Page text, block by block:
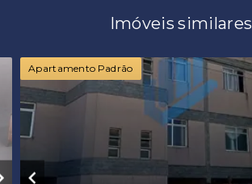
Imóveis similares
Apartamento Padrão